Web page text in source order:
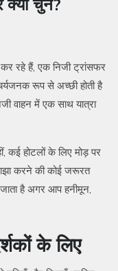
क्यों चुनें?
कर रहे हैं, एक निजी ट्रांसफर
रूप से अच्छी होती है
में एक साथ यात्रा
कई होटलों के लिए मोड़ पर
करने की कोई जरूरत
है अगर आप हनीमून,
के लिए